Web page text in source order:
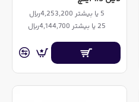
5 یا بیشتر 4,253,200ریال
25 یا بیشتر 4,144,700ریال